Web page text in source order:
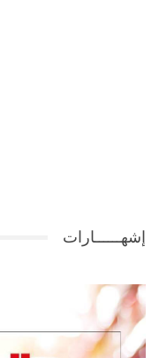
إشهــــــارات